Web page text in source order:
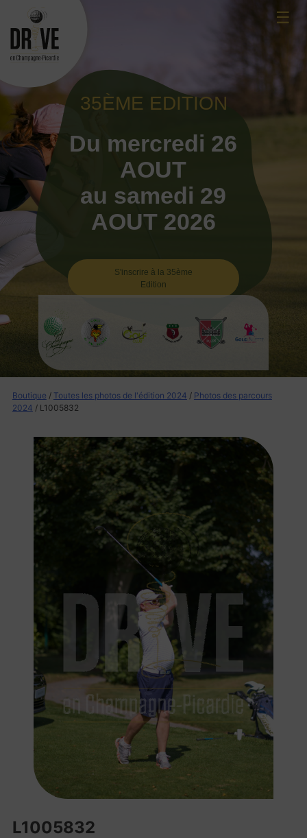
content
☰
35ÈME EDITION
Du mercredi 26
AOUT
au samedi 29
AOUT 2026
S'inscrire à la 35ème
Edition
Boutique / Toutes les photos de l'édition 2024 / Photos des parcours
2024 / L1005832
L1005832